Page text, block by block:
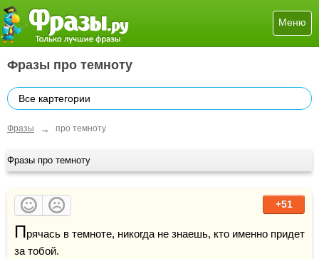
Меню
Фразы про темноту
Все картегории
Фразы → про темноту
Фразы про темноту
+51
Прячась в темноте, никогда не знаешь, кто именно придет
за тобой.